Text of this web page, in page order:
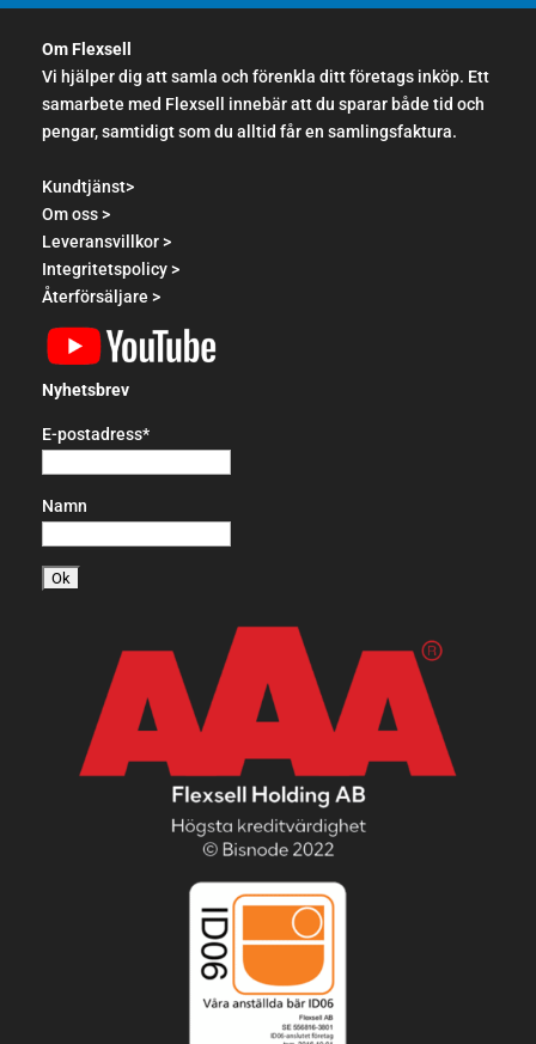
Om Flexsell
Vi hjälper dig att samla och förenkla ditt företags inköp. Ett
samarbete med Flexsell innebär att du sparar både tid och
pengar, samtidigt som du alltid får en samlingsfaktura.
Kundtjänst>
Om oss >
Leveransvillkor >
Integritetspolicy >
Återförsäljare >
Nyhetsbrev
E-postadress*
Namn